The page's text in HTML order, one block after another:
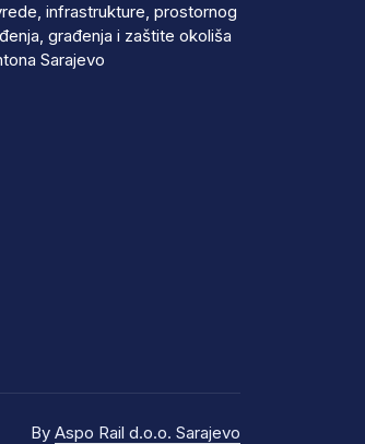
infrastrukture, prostornog
građenja i zaštite okoliša
Sarajevo
By Aspo Rail d.o.o. Sarajevo